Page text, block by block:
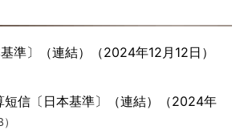
準〕（連結）（2024年12月12日）
短信〔日本基準〕（連結）（2024年